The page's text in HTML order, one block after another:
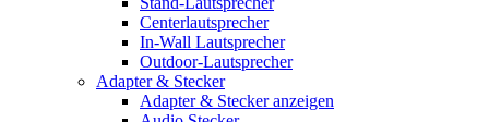
Centerlautsprecher
In-Wall Lautsprecher
Outdoor-Lautsprecher
Adapter & Stecker
Adapter & Stecker anzeigen